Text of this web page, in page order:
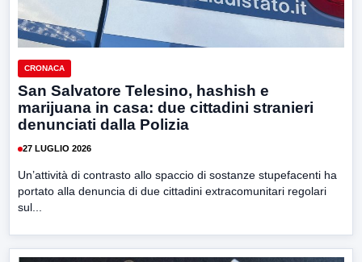
CRONACA
San Salvatore Telesino, hashish e
marijuana in casa: due cittadini stranieri
denunciati dalla Polizia
27 LUGLIO 2026
Un’attività di contrasto allo spaccio di sostanze stupefacenti ha
portato alla denuncia di due cittadini extracomunitari regolari
sul...